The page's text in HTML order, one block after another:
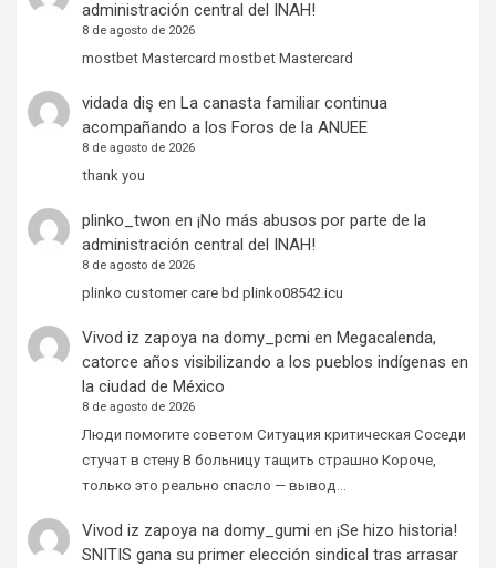
administración central del INAH!
8 de agosto de 2026
mostbet Mastercard mostbet Mastercard
vidada diş en La canasta familiar continua
acompañando a los Foros de la ANUEE
8 de agosto de 2026
thank you
plinko_twon en ¡No más abusos por parte de la
administración central del INAH!
8 de agosto de 2026
plinko customer care bd plinko08542.icu
Vivod iz zapoya na domy_pcmi en Megacalenda,
catorce años visibilizando a los pueblos indígenas en
la ciudad de México
8 de agosto de 2026
Люди помогите советом Ситуация критическая Соседи
стучат в стену В больницу тащить страшно Короче,
только это реально спасло — вывод…
Vivod iz zapoya na domy_gumi en ¡Se hizo historia!
SNITIS gana su primer elección sindical tras arrasar